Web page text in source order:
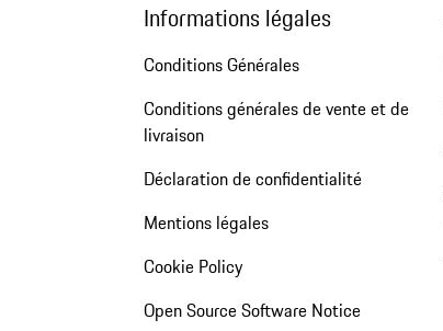
Informations légales
Conditions Générales
Conditions générales de vente et de
livraison
Déclaration de confidentialité
Mentions légales
Cookie Policy
Open Source Software Notice